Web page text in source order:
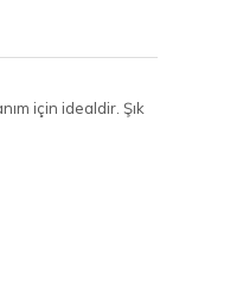
için idealdir. Şık